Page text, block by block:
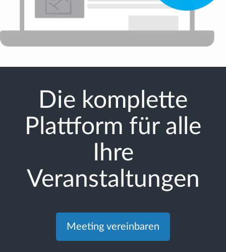
Die komplette
Plattform für alle
Ihre
Veranstaltungen
Meeting vereinbaren